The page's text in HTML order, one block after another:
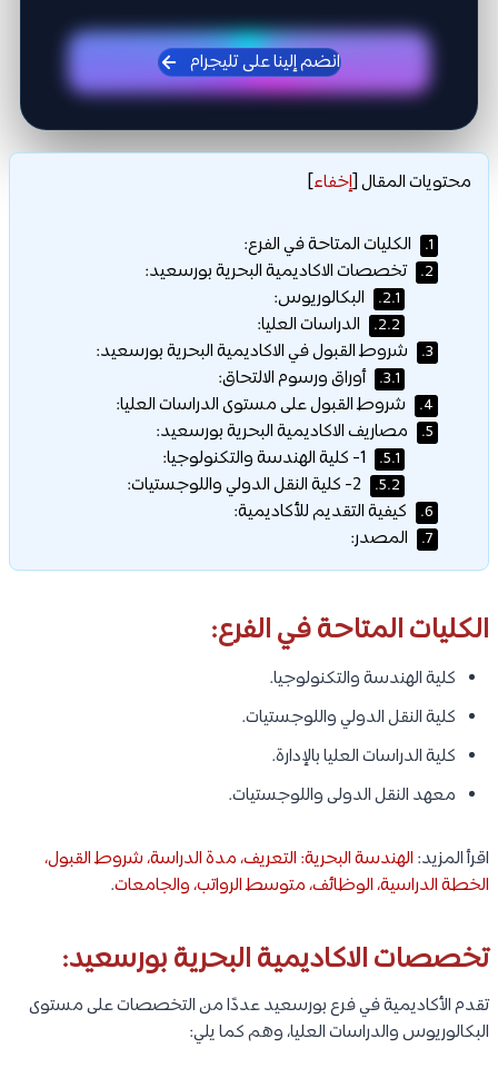
انضم إلينا على تليجرام
محتويات المقال[إخفاء]
1. الكليات المتاحة في الفرع:
2. تخصصات الاكاديمية البحرية بورسعيد:
2.1. البكالوريوس:
2.2. الدراسات العليا:
3. شروط القبول في الاكاديمية البحرية بورسعيد:
3.1. أوراق ورسوم الالتحاق:
4. شروط القبول على مستوى الدراسات العليا:
5. مصاريف الاكاديمية البحرية بورسعيد:
5.1.
5.2.
6. كيفية التقديم للأكاديمية:
7. المصدر:
الكليات المتاحة في الفرع:
كلية الهندسة والتكنولوجيا.
كلية النقل الدولي واللوجستيات.
كلية الدراسات العليا بالإدارة.
معهد النقل الدولى واللوجستيات.
اقرأ المزيد: الهندسة البحرية: التعريف، مدة الدراسة، شروط القبول،
الخطة الدراسية، الوظائف، متوسط الرواتب، والجامعات.
تخصصات الاكاديمية البحرية بورسعيد:
تقدم الأكاديمية في فرع بورسعيد عددًا من التخصصات على مستوى
البكالوريوس والدراسات العليا، وهم كما يلي: